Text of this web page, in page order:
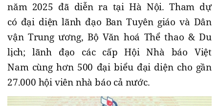
năm 2025 đã diễn ra tại Hà Nội. Tham dự
có đại diện lãnh đạo Ban Tuyên giáo và Dân
vận Trung ương, Bộ Văn hoá Thể thao & Du
lịch; lãnh đạo các cấp Hội Nhà báo Việt
Namcùng hơn 500 đại biểu đại diện cho gần
27.000 hội viên nhà báo cả nước.